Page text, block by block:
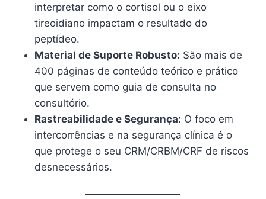
interpretar como o cortisol ou o eixo
tireoidiano impactam o resultado do
peptídeo.
Material de Suporte Robusto: São mais de
400 páginas de conteúdo teórico e prático
que servem como guia de consulta no
consultório.
Rastreabilidade e Segurança: O foco em
intercorrências e na segurança clínica é o
que protege o seu CRM/CRBM/CRF de riscos
desnecessários.